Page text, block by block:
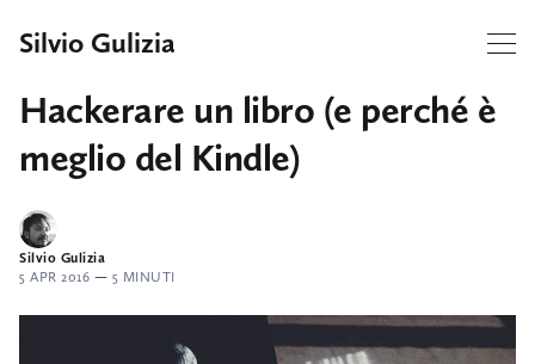
Silvio Gulizia
Hackerare un libro (e perché è
meglio del Kindle)
Silvio Gulizia
5 APR 2016 — 5 MINUTI